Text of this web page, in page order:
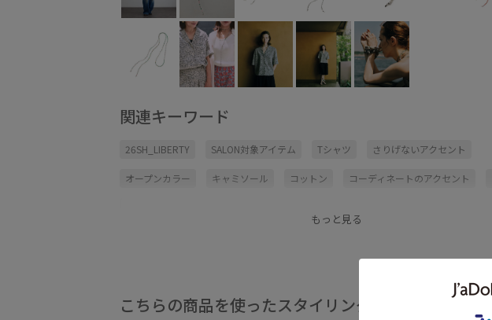
関連キーワード
26SH_LIBERTY SALON対象アイテム Tシャツ さりげないアクセント
オープンカラー キャミソール コットン コーディネートのアクセント
もっと見る
こちらの商品を使ったスタイリング